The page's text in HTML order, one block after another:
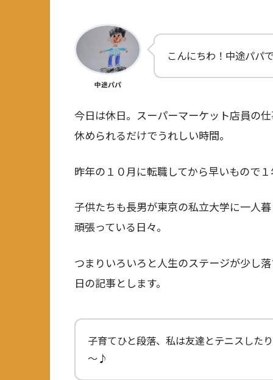
中途パパ
こんにちわ！中途パパ
今日は休日。スーパーマーケット店員の
休められるだけでうれしい時間。
昨年の１０月に転職してから早いもので
子供たちも長男が東京の私立大学に一人
頑張っている日々。
つまりいろいろと人生のステージが少し
日の記事とします。
子育てひと段落、私は友達とテニスした
～♪